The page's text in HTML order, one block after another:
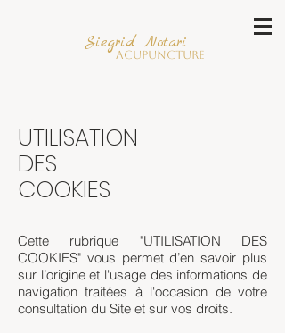
Siegrid Notari
Acupuncture
UTILISATION
DES
COOKIES
Cette rubrique "UTILISATION DES
COOKIES" vous permet d’en savoir plus
sur l’origine et l'usage des informations de
navigation traitées à l'occasion de votre
consultation du Site et sur vos droits.